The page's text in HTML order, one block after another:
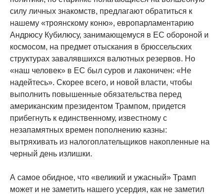
силу личных знакомств, предлагают обратиться к
нашему «троянскому коню», европарламентарию
Андрюсу Кубилюсу, занимающемуся в ЕС обороной и
космосом, на предмет отыскания в брюссельских
структурах завалявшихся валютных резервов. Но
«наш человек» в ЕС был суров и лаконичен: «Не
надейтесь». Скорее всего, и новой власти, чтобы
выполнить повышенные обязательства перед
американским президентом Трампом, придется
прибегнуть к единственному, известному с
незапамятных времен пополнению казны:
вытряхивать из налогоплательщиков накопленные на
черный день излишки.
А самое обидное, что «великий и ужасный» Трамп
может и не заметить нашего усердия, как не заметил